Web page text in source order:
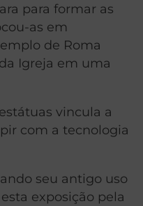
para formar as
as em
de Roma
Igreja em uma
vincula a
com a tecnologia
seu antigo uso
exposição pela